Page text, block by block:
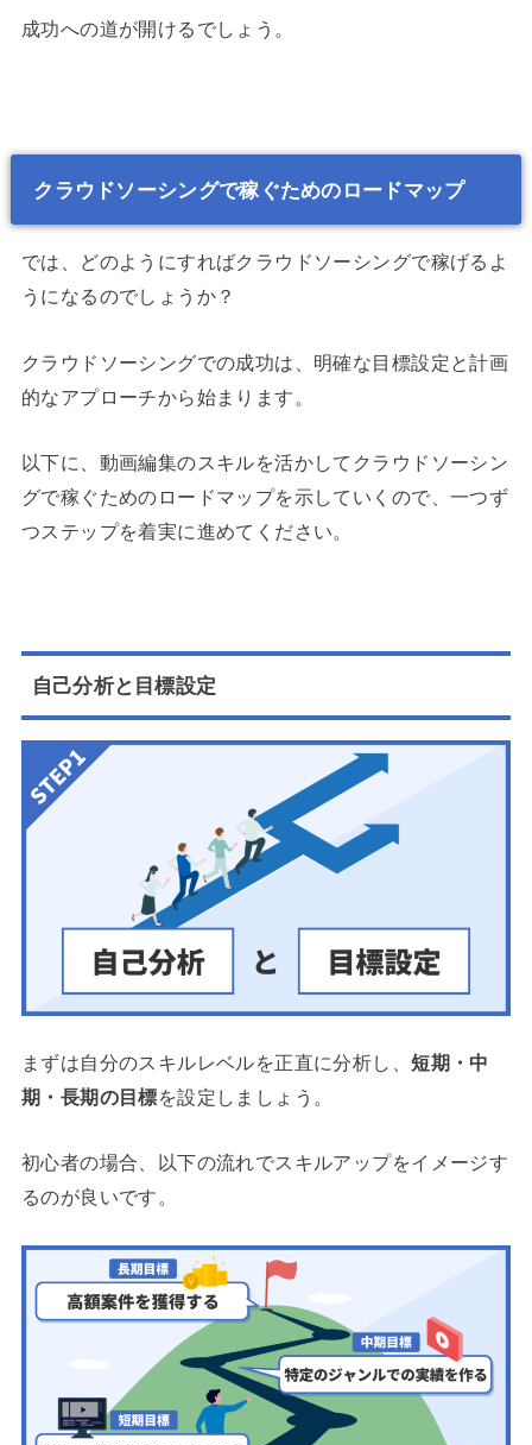
成功への道が開けるでしょう。
クラウドソーシングで稼ぐためのロードマップ
では、どのようにすればクラウドソーシングで稼げるよ
うになるのでしょうか？
クラウドソーシングでの成功は、明確な目標設定と計画
的なアプローチから始まります。
以下に、動画編集のスキルを活かしてクラウドソーシン
グで稼ぐためのロードマップを示していくので、一つず
つステップを着実に進めてください。
自己分析と目標設定
まずは自分のスキルレベルを正直に分析し、短期・中
期・長期の目標を設定しましょう。
初心者の場合、以下の流れでスキルアップをイメージす
るのが良いです。